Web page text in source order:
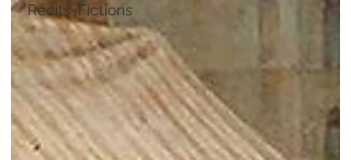
Récits-Fictions